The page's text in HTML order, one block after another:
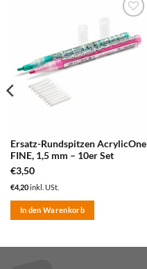
Merkzettel
hinzufügen
Ersatz-Rundspitzen AcrylicOne
FINE, 1,5 mm – 10er Set
€3,50
€4,20inkl. USt.
In den Warenkorb